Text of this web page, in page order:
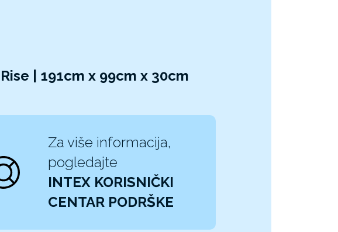
| 191cm x 99cm x 30cm
Za više informacija,
pogledajte
INTEX KORISNIČKI
CENTAR PODRŠKE